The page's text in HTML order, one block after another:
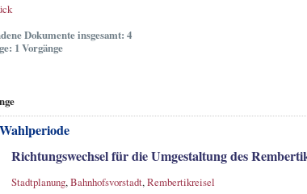
Dokumente insgesamt: 4
1 Vorgänge
Richtungswechsel für die Umgestaltung des
Stadtplanung,Bahnhofsvorstadt,Rembertikreisel